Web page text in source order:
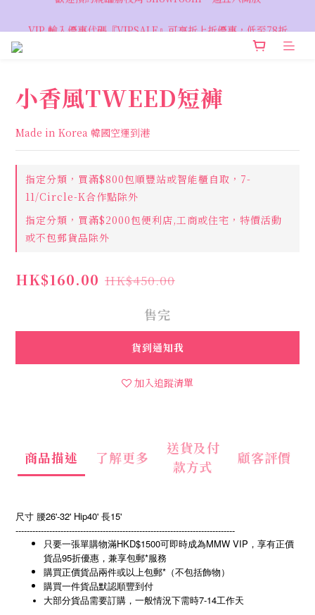
VIP 輸入優惠代碼『VIPSALE』可享折上折優惠，低至78折
小香風TWEED短褲
Made in Korea 韓國空運到港
指定分類，買滿$800包順豐站或智能櫃自取，7-
11/Circle-K合作點除外
指定分類，買滿$2000包便利店,工商或住宅，特價活動
或不包郵貨品除外
HK$160.00 HK$450.00
售完
貨到通知我
加入追蹤清單
商品描述 了解更多
送貨及付
款方式
顧客評價
尺寸 腰26'-32' Hip40' 長15'
------------------------------------------------------------------------------
只要一張單購物滿HKD$1500可即時成為MMW VIP，享有正價
貨品95折優惠，兼享包郵*服務
購買正價貨品兩件或以上包郵*（不包括飾物）
購買一件貨品默認順豐到付
大部分貨品需要訂購，一般情況下需時7-14工作天